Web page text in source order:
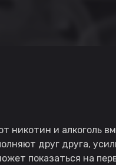
никотин и алкоголь
друг друга,
показаться на